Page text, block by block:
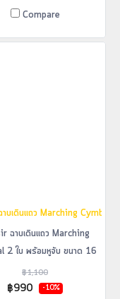
Compare
ลือกได้ กลองพาเหรด กลองม
บเดินแถว Marching Cymbal
ฉาบเดินแถว Marching
2 ใบ พร้อมหูจับ ขนาด 16
นิ้ว
฿1,100
฿990 -10%